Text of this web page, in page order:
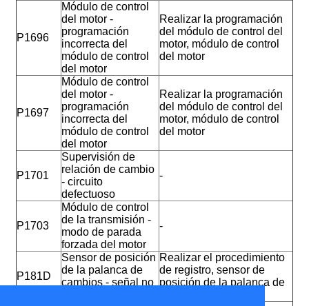
P1696
Módulo de control
del motor -
programación
incorrecta del
módulo de control
del motor
Realizar la programación
del módulo de control del
motor, módulo de control
del motor
P1697
Módulo de control
del motor -
programación
incorrecta del
módulo de control
del motor
Realizar la programación
del módulo de control del
motor, módulo de control
del motor
P1701
Supervisión de
relación de cambio
- circuito
defectuoso
-
P1703
Módulo de control
de la transmisión -
modo de parada
forzada del motor
-
P181D
Sensor de posición
de la palanca de
cambios - señal no
Realizar el procedimiento
de registro, sensor de
posición de la palanca de